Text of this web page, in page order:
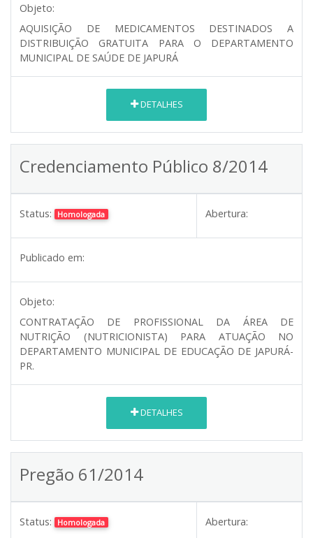
Objeto:
AQUISIÇÃO DE MEDICAMENTOS DESTINADOS A
DISTRIBUIÇÃO GRATUITA PARA O DEPARTAMENTO
MUNICIPAL DE SAÚDE DE JAPURÁ
DETALHES
Credenciamento Público 8/2014
Status: Homologada Abertura:
Publicado em:
Objeto:
CONTRATAÇÃO DE PROFISSIONAL DA ÁREA DE
NUTRIÇÃO (NUTRICIONISTA) PARA ATUAÇÃO NO
DEPARTAMENTO MUNICIPAL DE EDUCAÇÃO DE JAPURÁ-
PR.
DETALHES
Pregão 61/2014
Status: Homologada Abertura: